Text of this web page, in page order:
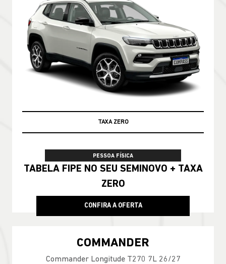
TAXA ZERO
PESSOA FÍSICA
TABELA FIPE NO SEU SEMINOVO + TAXA
ZERO
CONFIRA A OFERTA
COMMANDER
Commander Longitude T270 7L 26/27